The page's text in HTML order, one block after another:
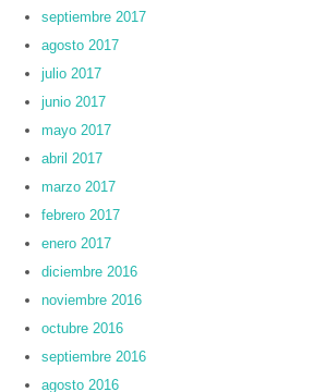
septiembre 2017
agosto 2017
julio 2017
junio 2017
mayo 2017
abril 2017
marzo 2017
febrero 2017
enero 2017
diciembre 2016
noviembre 2016
octubre 2016
septiembre 2016
agosto 2016